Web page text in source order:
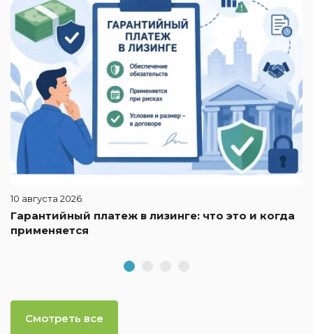
10 августа 2026
Гарантийный платеж в лизинге: что это и когда
применяется
Смотреть все